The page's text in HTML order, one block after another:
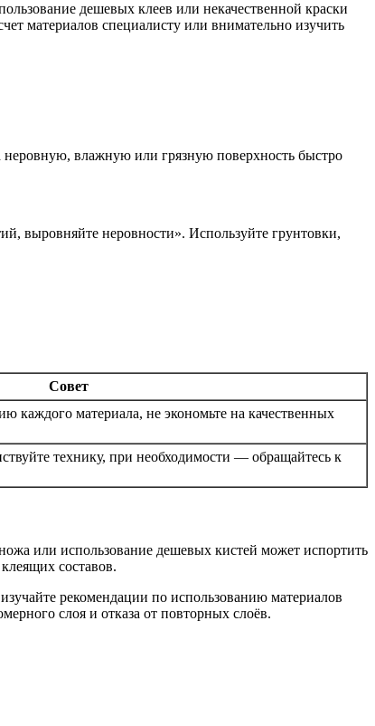
дешевых клеев или некачественной краски
материалов специалисту или внимательно изучить
влажную или грязную поверхность быстро
выровняйте неровности». Используйте грунтовки,
Совет
каждого материала, не экономьте на качественных
технику, при необходимости — обращайтесь к
или использование дешевых кистей может испортить
составов.
рекомендации по использованию материалов
слоя и отказа от повторных слоёв.